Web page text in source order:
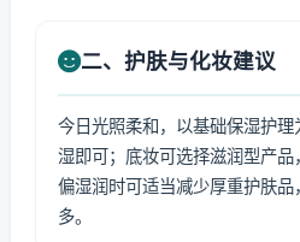
二、护肤与化妆建议
今日光照柔和，以基础保湿护
湿即可；底妆可选择滋润型产
偏湿润时可适当减少厚重护肤
多。